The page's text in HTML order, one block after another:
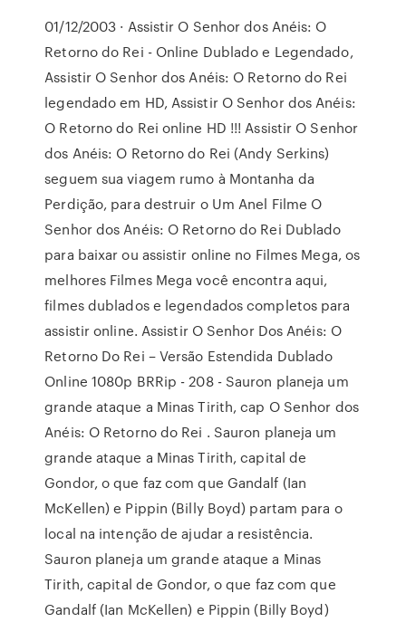
01/12/2003 · Assistir O Senhor dos Anéis: O
Retorno do Rei - Online Dublado e Legendado,
Assistir O Senhor dos Anéis: O Retorno do Rei
legendado em HD, Assistir O Senhor dos Anéis:
O Retorno do Rei online HD !!! Assistir O Senhor
dos Anéis: O Retorno do Rei (Andy Serkins)
seguem sua viagem rumo à Montanha da
Perdição, para destruir o Um Anel Filme O
Senhor dos Anéis: O Retorno do Rei Dublado
para baixar ou assistir online no Filmes Mega, os
melhores Filmes Mega você encontra aqui,
filmes dublados e legendados completos para
assistir online. Assistir O Senhor Dos Anéis: O
Retorno Do Rei – Versão Estendida Dublado
Online 1080p BRRip - 208 - Sauron planeja um
grande ataque a Minas Tirith, cap O Senhor dos
Anéis: O Retorno do Rei . Sauron planeja um
grande ataque a Minas Tirith, capital de
Gondor, o que faz com que Gandalf (Ian
McKellen) e Pippin (Billy Boyd) partam para o
local na intenção de ajudar a resistência.
Sauron planeja um grande ataque a Minas
Tirith, capital de Gondor, o que faz com que
Gandalf (Ian McKellen) e Pippin (Billy Boyd)